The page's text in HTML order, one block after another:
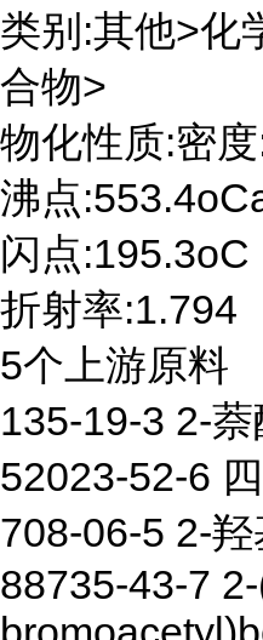
类别:其他>化
合物>
物化性质:密
沸点
闪点:195.3oC
折射率:1.794
5个上游原料
135-19-3 2-萘
52023-52-6
708-06-5 2-
88735-43-7